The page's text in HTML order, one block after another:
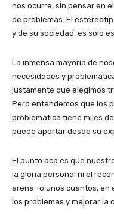
nos ocurre, sin pensar en
de problemas. El
y de su sociedad, es solo
La inmensa mayoría de
necesidades y
justamente que elegimos
Pero entendemos que los
problemática tiene miles
puede aportar desde su
El punto acá es que
la gloria personal ni el
arena -o unos cuantos, en
los problemas y mejorar la